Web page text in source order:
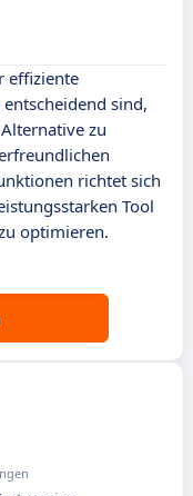
effiziente
sind,
zu
richtet sich
Tool
optimieren.